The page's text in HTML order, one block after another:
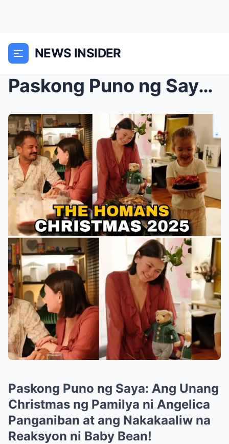
NEWS INSIDER
Paskong Puno ng Saya: Ang Unang Christmas ng Pamil...
Paskong Puno ng Saya: Ang Unang
Christmas ng Pamilya ni Angelica
Panganiban at ang Nakakaaliw na
Reaksyon ni Baby Bean!